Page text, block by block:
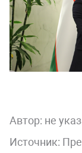
Автор: не
Источник: